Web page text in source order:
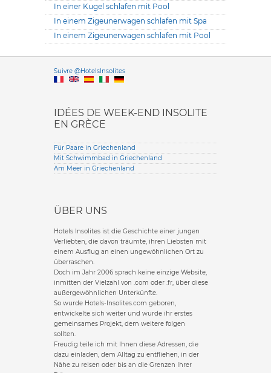
In einer Kugel schlafen mit Pool
In einem Zigeunerwagen schlafen mit Spa
In einem Zigeunerwagen schlafen mit Pool
Suivre @HotelsInsolitesVersione
IDÉES DE WEEK-END INSOLITE
EN GRÈCE
Für Paare in Griechenland
Mit Schwimmbad in Griechenland
Am Meer in Griechenland
ÜBER UNS
Hotels Insolites ist die Geschichte einer jungen
Verliebten, die davon träumte, ihren Liebsten mit
einem Ausflug an einen ungewöhnlichen Ort zu
überraschen.
Doch im Jahr 2006 sprach keine einzige Website,
inmitten der Vielzahl von .com oder .fr, über diese
außergewöhnlichen Unterkünfte.
So wurde Hotels-Insolites.com geboren,
entwickelte sich weiter und wurde ihr erstes
gemeinsames Projekt, dem weitere folgen
sollten.
Freudig teile ich mit Ihnen diese Adressen, die
dazu einladen, dem Alltag zu entfliehen, in der
Nähe zu reisen oder bis an die Grenzen Ihrer